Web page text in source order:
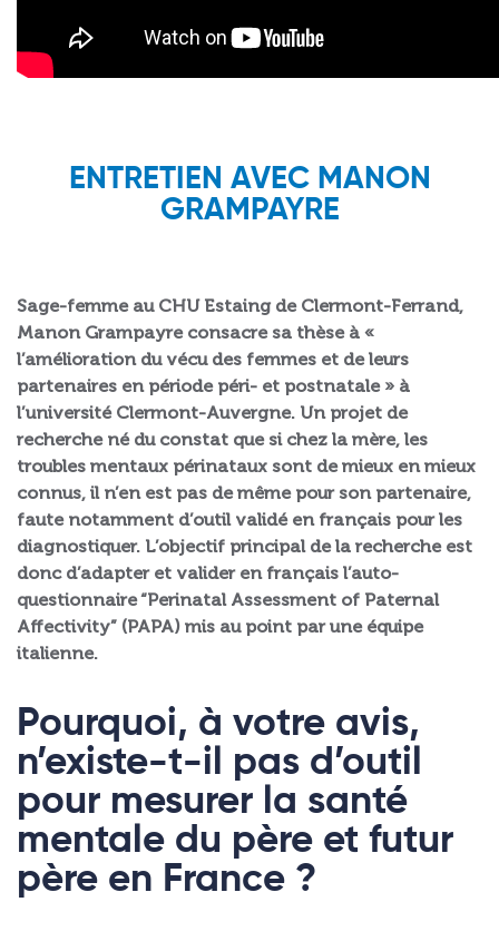
ENTRETIEN AVEC MANON
GRAMPAYRE
Sage-femme au CHU Estaing de Clermont-Ferrand,
Manon Grampayre consacre sa thèse à «
l’amélioration du vécu des femmes et de leurs
partenaires en période péri- et postnatale » à
l’université Clermont-Auvergne. Un projet de
recherche né du constat que si chez la mère, les
troubles mentaux périnataux sont de mieux en mieux
connus, il n’en est pas de même pour son partenaire,
faute notamment d’outil validé en français pour les
diagnostiquer. L’objectif principal de la recherche est
donc d’adapter et valider en français l’auto-
questionnaire “Perinatal Assessment of Paternal
Affectivity” (PAPA) mis au point par une équipe
italienne.
Pourquoi, à votre avis,
n’existe-t-il pas d’outil
pour mesurer la santé
mentale du père et futur
père en France ?